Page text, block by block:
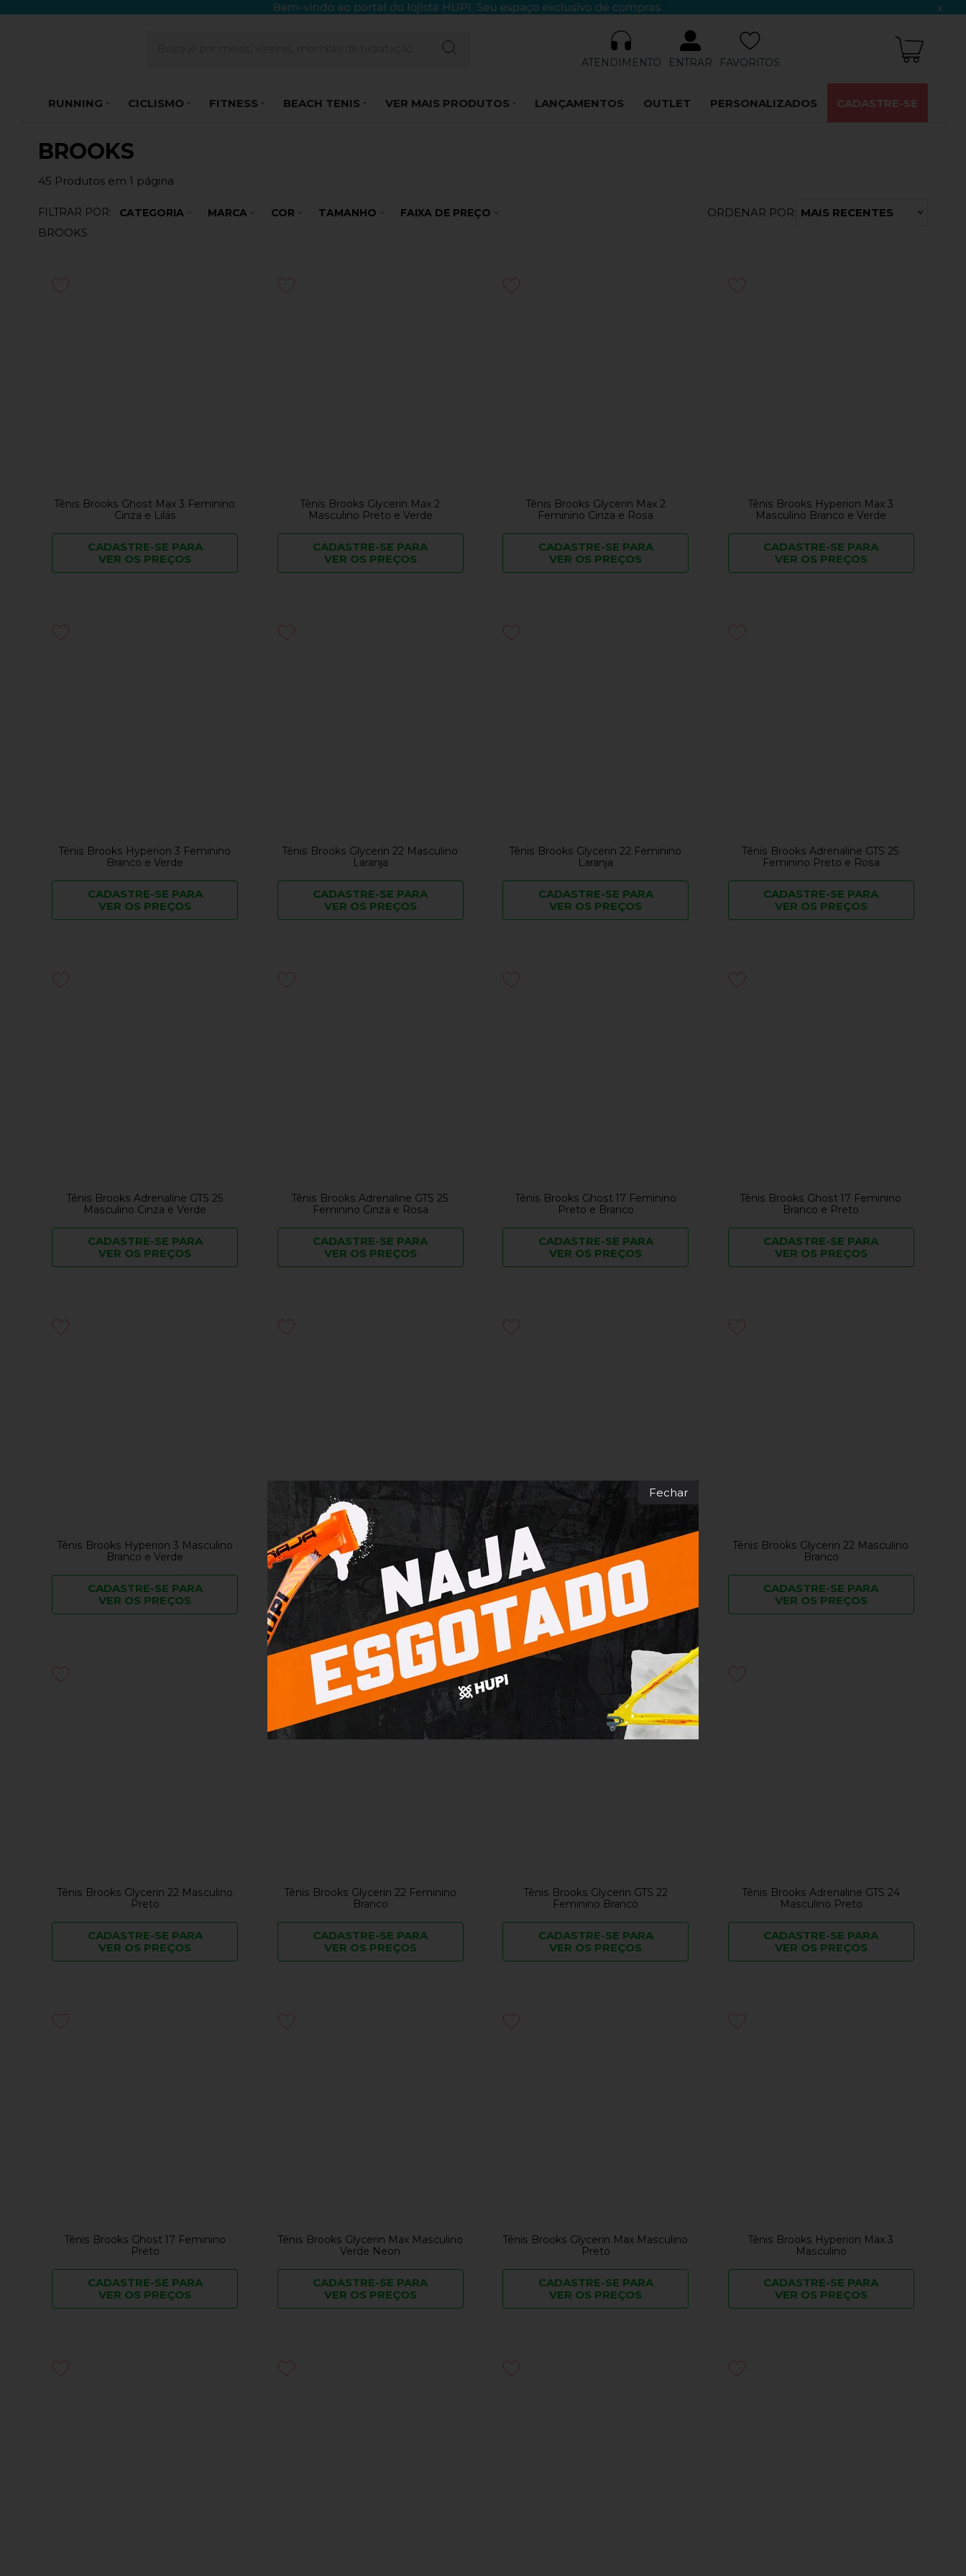
x
ATENDIMENTO ENTRAR FAVORITOS
RUNNING CICLISMO FITNESS BEACH TENIS VER MAIS PRODUTOS LANÇAMENTOS OUTLET PERSONALIZADOS CADASTRE-SE
BROOKS
45 Produtos em 1 página
FILTRAR POR: CATEGORIA MARCA COR TAMANHO FAIXA DE PREÇO ORDENAR POR: MAIS RECENTES
BROOKS
Tênis Brooks Ghost Max 3 Feminino
Cinza e Lilás
CADASTRE-SE PARA
VER OS PREÇOS
Tênis Brooks Glycerin Max 2
Masculino Preto e Verde
CADASTRE-SE PARA
VER OS PREÇOS
Tênis Brooks Glycerin Max 2
Feminino Cinza e Rosa
CADASTRE-SE PARA
VER OS PREÇOS
Tênis Brooks Hyperion Max 3
Masculino Branco e Verde
CADASTRE-SE PARA
VER OS PREÇOS
Tênis Brooks Hyperion 3 Feminino
Branco e Verde
CADASTRE-SE PARA
VER OS PREÇOS
Tênis Brooks Glycerin 22 Masculino
Laranja
CADASTRE-SE PARA
VER OS PREÇOS
Tênis Brooks Glycerin 22 Feminino
Laranja
CADASTRE-SE PARA
VER OS PREÇOS
Tênis Brooks Adrenaline GTS 25
Feminino Preto e Rosa
CADASTRE-SE PARA
VER OS PREÇOS
Tênis Brooks Adrenaline GTS 25
Masculino Cinza e Verde
CADASTRE-SE PARA
VER OS PREÇOS
Tênis Brooks Adrenaline GTS 25
Feminino Cinza e Rosa
CADASTRE-SE PARA
VER OS PREÇOS
Tênis Brooks Ghost 17 Feminino
Preto e Branco
CADASTRE-SE PARA
VER OS PREÇOS
Tênis Brooks Ghost 17 Feminino
Branco e Preto
CADASTRE-SE PARA
VER OS PREÇOS
Tênis Brooks Hyperion 3 Masculino
Branco e Verde
CADASTRE-SE PARA
VER OS PREÇOS
Tênis Brooks Hyperion 3 Feminino
Branco e Rosa
CADASTRE-SE PARA
VER OS PREÇOS
Tênis Brooks Adrenaline GTS 25
Masculino Preto e Azul
CADASTRE-SE PARA
VER OS PREÇOS
Tênis Brooks Glycerin 22 Masculino
Branco
CADASTRE-SE PARA
VER OS PREÇOS
Tênis Brooks Glycerin 22 Masculino
Preto
CADASTRE-SE PARA
VER OS PREÇOS
Tênis Brooks Glycerin 22 Feminino
Branco
CADASTRE-SE PARA
VER OS PREÇOS
Tênis Brooks Glycerin GTS 22
Feminino Branco
CADASTRE-SE PARA
VER OS PREÇOS
Tênis Brooks Adrenaline GTS 24
Masculino Preto
CADASTRE-SE PARA
VER OS PREÇOS
Tênis Brooks Ghost 17 Feminino
Preto
CADASTRE-SE PARA
VER OS PREÇOS
Tênis Brooks Glycerin Max Masculino
Verde Neon
CADASTRE-SE PARA
VER OS PREÇOS
Tênis Brooks Glycerin Max Masculino
Preto
CADASTRE-SE PARA
VER OS PREÇOS
Tênis Brooks Hyperion Max 3
Masculino
CADASTRE-SE PARA
VER OS PREÇOS
Fechar